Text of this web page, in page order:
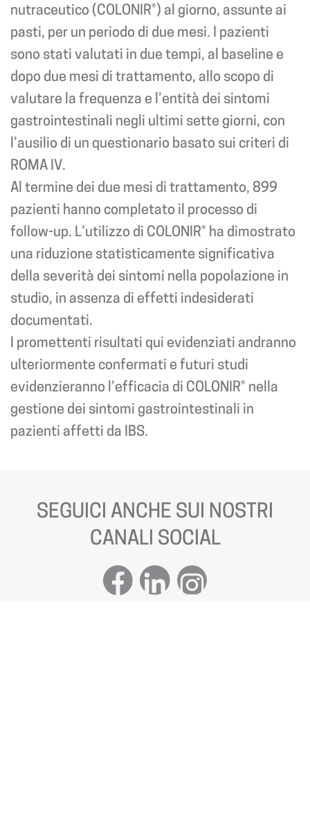
nutraceutico (COLONIR®) al giorno, assunte ai
pasti, per un periodo di due mesi. I pazienti
sono stati valutati in due tempi, al baseline e
dopo due mesi di trattamento, allo scopo di
valutare la frequenza e l’entità dei sintomi
gastrointestinali negli ultimi sette giorni, con
l’ausilio di un questionario basato sui criteri di
ROMA IV.
Al termine dei due mesi di trattamento, 899
pazienti hanno completato il processo di
follow-up. L’utilizzo di COLONIR® ha dimostrato
una riduzione statisticamente significativa
della severità dei sintomi nella popolazione in
studio, in assenza di effetti indesiderati
documentati.
I promettenti risultati qui evidenziati andranno
ulteriormente confermati e futuri studi
evidenzieranno l’efficacia di COLONIR® nella
gestione dei sintomi gastrointestinali in
pazienti affetti da IBS.
SEGUICI ANCHE SUI NOSTRI
CANALI SOCIAL